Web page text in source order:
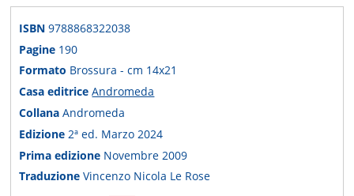
ISBN9788868322038
Pagine 190
Formato Brossura - cm 14x21
Casa editriceAndromeda
CollanaAndromeda
Edizione2ª ed. Marzo 2024
Prima edizione Novembre 2009
TraduzioneVincenzo Nicola Le Rose